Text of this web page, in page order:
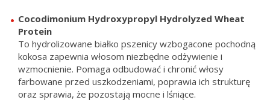
Cocodimonium Hydroxypropyl Hydrolyzed Wheat
Protein
To hydrolizowane białko pszenicy wzbogacone pochodną
kokosa zapewnia włosom niezbędne odżywienie i
wzmocnienie. Pomaga odbudować i chronić włosy
farbowane przed uszkodzeniami, poprawia ich strukturę
oraz sprawia, że pozostają mocne i lśniące.